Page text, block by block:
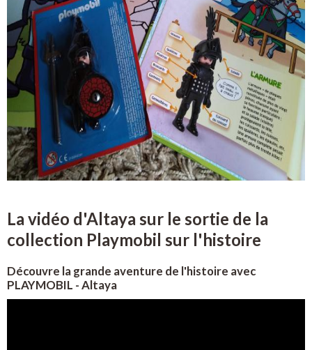
La vidéo d'Altaya sur le sortie de la
collection Playmobil sur l'histoire
Découvre la grande aventure de l'histoire avec
PLAYMOBIL - Altaya